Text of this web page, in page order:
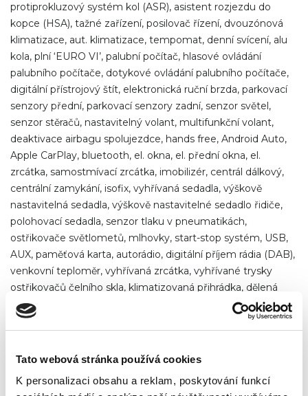
Tato webová stránka používá cookies
K personalizaci obsahu a reklam, poskytování funkcí
protiprokluzový systém kol (ASR), asistent rozjezdu do
kopce (HSA), tažné zařízení, posilovač řízení, dvouzónová
klimatizace, aut. klimatizace, tempomat, denní svícení, alu
kola, plní ‘EURO VI’, palubní počítač, hlasové ovládání
palubního počítače, dotykové ovládání palubního počítače,
digitální přístrojový štít, elektronická ruční brzda, parkovací
senzory přední, parkovací senzory zadní, senzor světel,
senzor stěračů, nastavitelný volant, multifunkční volant,
deaktivace airbagu spolujezdce, hands free, Android Auto,
Apple CarPlay, bluetooth, el. okna, el. přední okna, el.
zrcátka, samostmívací zrcátka, imobilizér, centrál dálkový,
centrální zamykání, isofix, vyhřívaná sedadla, výškově
nastavitelná sedadla, výškově nastavitelné sedadlo řidiče,
polohovací sedadla, senzor tlaku v pneumatikách,
ostřikovače světlometů, mlhovky, start-stop systém, USB,
AUX, paměťová karta, autorádio, digitální příjem rádia (DAB),
venkovní teploměr, vyhřívaná zrcátka, vyhřívané trysky
ostřikovačů čelního skla, klimatizovaná přihrádka, dělená
zadní sedadla, zadní stěrač, tónovaná skla, přední pohon,
podélný posuv sedadel, výsuvné opěrky hlav, el. startér, třetí